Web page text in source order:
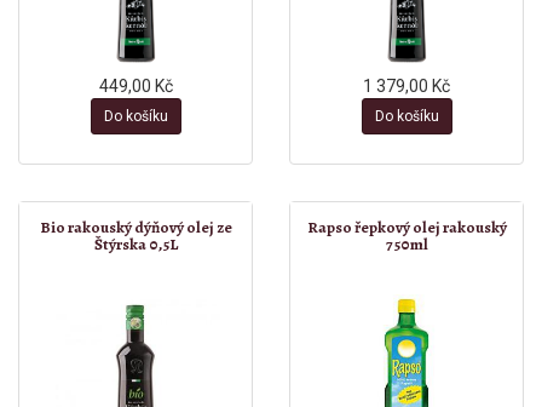
449,00 Kč
Do košíku
1 379,00 Kč
Do košíku
Bio rakouský dýňový olej ze
Štýrska 0,5L
Rapso řepkový olej rakouský
750ml